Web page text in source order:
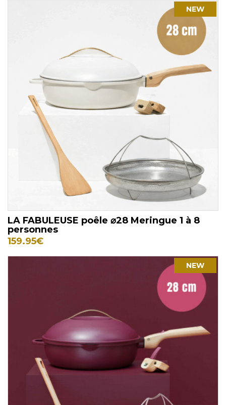
NEW
LA FABULEUSE poêle ⌀28 Meringue 1 à 8
personnes
159.95€
NEW